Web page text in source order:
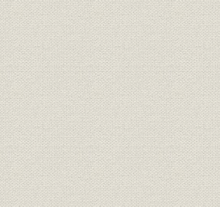
プレーグ氏の推薦状
資に成功